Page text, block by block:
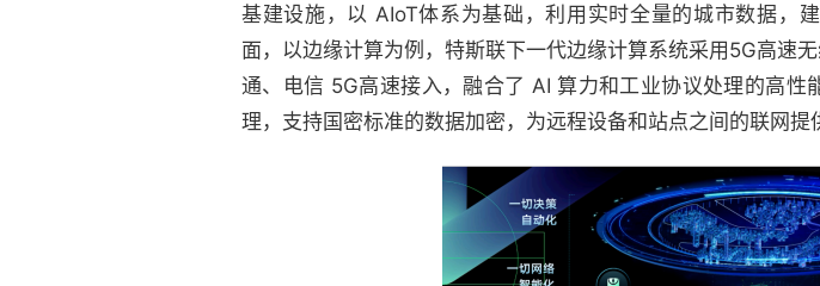
基建设施，以 AIoT体系为基础，利用实时全量的城市数据，
面，以边缘计算为例，特斯联下一代边缘计算系统采用5G高速
通、电信 5G高速接入，融合了 AI 算力和工业协议处理的高
理，支持国密标准的数据加密，为远程设备和站点之间的联网